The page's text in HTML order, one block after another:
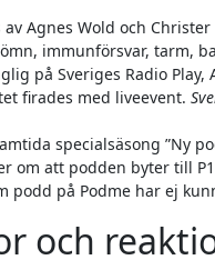
av Agnes Wold och
immunförsvar, tarm,
på Sveriges Radio Play,
firades med liveevent.
specialsäsong ”Ny
om att podden byter till
podd på Podme har ej
och